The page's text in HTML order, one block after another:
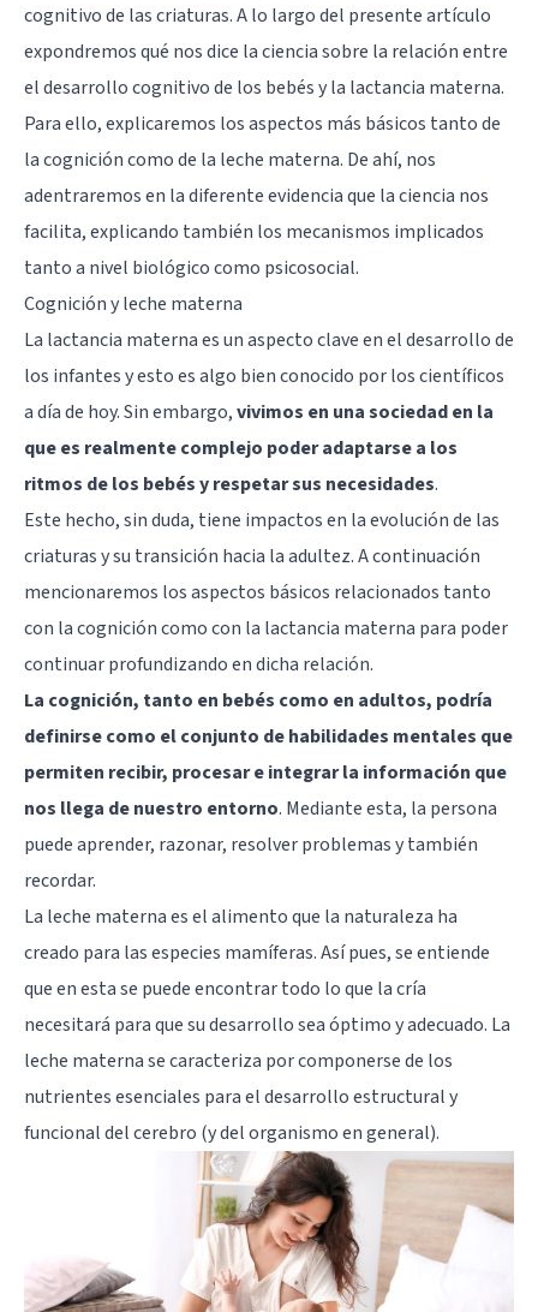
cognitivo de las criaturas. A lo largo del presente artículo
expondremos qué nos dice la ciencia sobre la relación entre
el desarrollo cognitivo de los bebés y la lactancia materna.
Para ello, explicaremos los aspectos más básicos tanto de
la cognición como de la leche materna. De ahí, nos
adentraremos en la diferente evidencia que la ciencia nos
facilita, explicando también los mecanismos implicados
tanto a nivel biológico como psicosocial.
Cognición y leche materna
La lactancia materna es un aspecto clave en el desarrollo de
los infantes y esto es algo bien conocido por los científicos
a día de hoy. Sin embargo,vivimos en una sociedad en la
que es realmente complejo poder adaptarse a los
ritmos de los bebés y respetar sus necesidades.
Este hecho, sin duda, tiene impactos en la evolución de las
criaturas y su transición hacia la adultez. A continuación
mencionaremos los aspectos básicos relacionados tanto
con la cognición como con la lactancia materna para poder
continuar profundizando en dicha relación.
La cognición, tanto en bebés como en adultos, podría
definirse como el conjunto de habilidades mentales que
permiten recibir, procesar e integrar la información que
nos llega de nuestro entorno. Mediante esta, la persona
puede aprender, razonar, resolver problemas y también
recordar.
La leche materna es el alimento que la naturaleza ha
creado para las especies mamíferas. Así pues, se entiende
que en esta se puede encontrar todo lo que la cría
necesitará para que su desarrollo sea óptimo y adecuado. La
leche materna se caracteriza por componerse de los
nutrientes esenciales para el desarrollo estructural y
funcional del cerebro (y del organismo en general).